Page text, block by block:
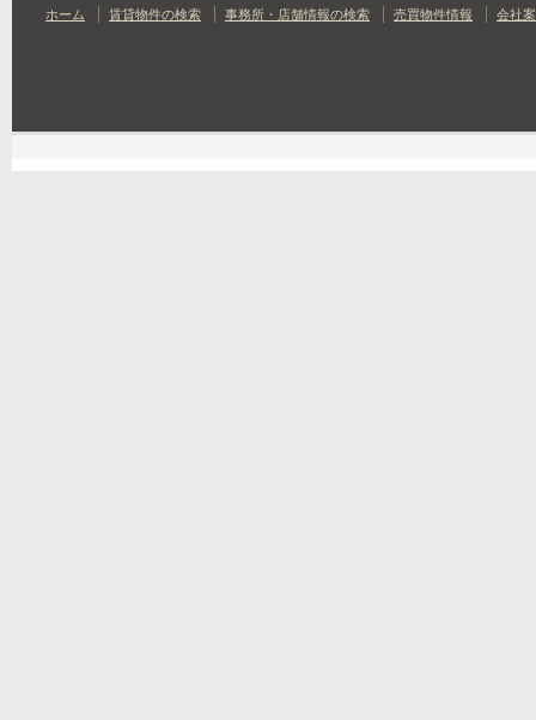
ホーム 賃貸物件の検索 事務所・店舗情報の検索 売買物件情報 会社